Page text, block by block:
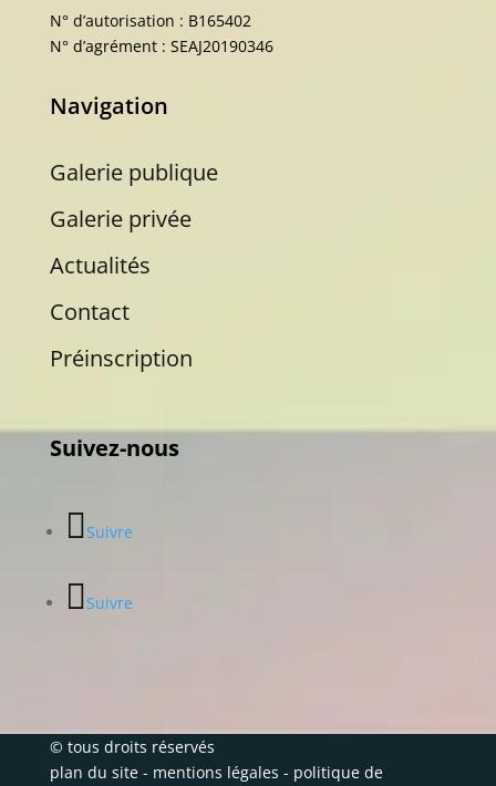
N° d’autorisation : B165402
N° d’agrément : SEAJ20190346
Navigation
Galerie publique
Galerie privée
Actualités
Contact
Préinscription
Suivez-nous
Suivre
Suivre
© tous droits réservés
plan du site- mentions légales - politique de